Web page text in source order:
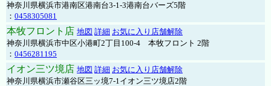
神奈川県横浜市港南区港南台3-1-3港南台バーズ5階
： 0458305081
本牧フロント店 地図 詳細 お気に入り店舗解除
神奈川県横浜市中区小港町2丁目100-4 本牧フロント 2階
： 0456281195
イオン三ツ境店 地図 詳細 お気に入り店舗解除
神奈川県横浜市瀬谷区三ッ境7-1イオン三ツ境店2階